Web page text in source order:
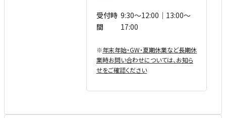
受付時
間
9:30〜12:00｜13:00〜
17:00
※年末年始・GW・夏期休業など⻑期休
業時お問い合わせについては、お知ら
せをご確認ください